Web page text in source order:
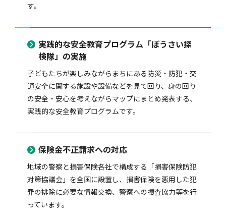
火災保険
地震保険
傷害保険
医療・介護保険
個人賠償責任保険
協会概要
業務・財務等に関する資料
規範、方針、指針・基準、ガイドライン等
採用情報
所在地（本部・支部）
損害保険会社の概況
各社の商品について
お客様の声を受けた取り組み
保険金の支払状況（第三分野）
会員会社等一覧
試験・研修トップ
損害保険代理店について
「損害保険登録鑑定人」認定試験
アジャスター試験
医療研修
統計・刊行物・報告書
統計・刊行物・報告書トップ
刊行物・報告書
お知らせ
お知らせトップ
最新情報
協会ニュースリリース
相談・通報等窓口
相談・通報等窓口トップ
損害保険の相談窓口
English
す。
実践的な安全教育プログラム「ぼうさい探
検隊」の実施
子どもたちが楽しみながらまちにある防災・防犯・交
通安全に関する施設や設備などを見て回り、身の回り
の安全・安心を考えながらマップにまとめ発表する、
実践的な安全教育プログラムです。
保険金不正請求への対応
地域の警察と損害保険各社で構成する「損害保険防犯
対策協議会」を全国に設置し、損害保険を悪用した犯
罪の排除に必要な情報交換、警察への捜査協力等を行
っています。